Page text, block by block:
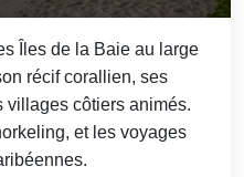
Îles de la Baie au large
récif corallien, ses
villages côtiers animés.
et les voyages